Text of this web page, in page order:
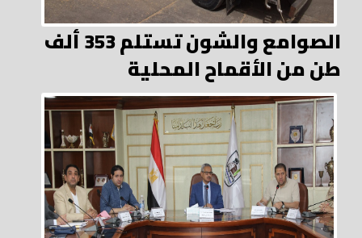
الصوامع والشون تستلم 353 ألف
طن من الأقماح المحلية